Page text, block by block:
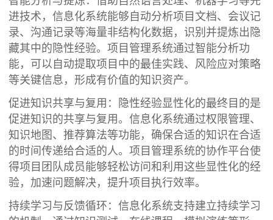
进技术，信息化系统能够自动分析项目文档、会议记
录、沟通记录等海量非结构化数据，识别并提炼出隐
藏其中的隐性经验。项目管理系统通过智能分析功
能，可以自动提取项目中的最佳实践、风险应对策略
等关键信息，形成有价值的知识资产。
促进知识共享与复用：隐性经验显性化的最终目的是
促进知识的共享与复用。信息化系统通过权限管理、
知识地图、推荐算法等功能，确保合适的知识在合适
的时间传递给合适的人。项目管理系统的协作平台使
得项目团队成员能够轻松访问和利用这些显性化的经
验，加速问题解决，提升项目执行效率。
持续学习与反馈循环：信息化系统支持建立持续学习